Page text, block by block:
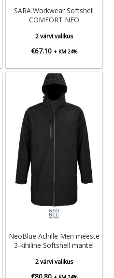
SARA Workwear Softshell
COMFORT NEO
2 värvi valikus
€67.10 + KM 24%
NeoBlue Achille Men meeste
3-kihiline Softshell mantel
2 värvi valikus